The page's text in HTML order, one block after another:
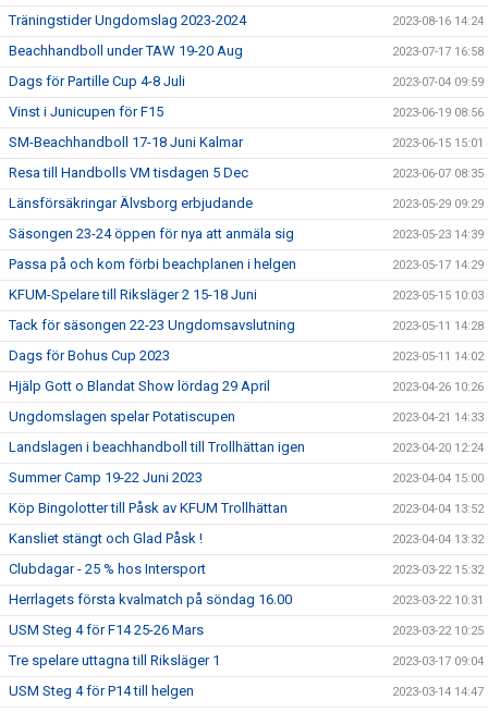
Träningstider Ungdomslag 2023-2024 2023-08-16 14:24
Beachhandboll under TAW 19-20 Aug 2023-07-17 16:58
Dags för Partille Cup 4-8 Juli 2023-07-04 09:59
Vinst i Junicupen för F15 2023-06-19 08:56
SM-Beachhandboll 17-18 Juni Kalmar 2023-06-15 15:01
Resa till Handbolls VM tisdagen 5 Dec 2023-06-07 08:35
Länsförsäkringar Älvsborg erbjudande 2023-05-29 09:29
Säsongen 23-24 öppen för nya att anmäla sig 2023-05-23 14:39
Passa på och kom förbi beachplanen i helgen 2023-05-17 14:29
KFUM-Spelare till Riksläger 2 15-18 Juni 2023-05-15 10:03
Tack för säsongen 22-23 Ungdomsavslutning 2023-05-11 14:28
Dags för Bohus Cup 2023 2023-05-11 14:02
Hjälp Gott o Blandat Show lördag 29 April 2023-04-26 10:26
Ungdomslagen spelar Potatiscupen 2023-04-21 14:33
Landslagen i beachhandboll till Trollhättan igen 2023-04-20 12:24
Summer Camp 19-22 Juni 2023 2023-04-04 15:00
Köp Bingolotter till Påsk av KFUM Trollhättan 2023-04-04 13:52
Kansliet stängt och Glad Påsk ! 2023-04-04 13:32
Clubdagar - 25 % hos Intersport 2023-03-22 15:32
Herrlagets första kvalmatch på söndag 16.00 2023-03-22 10:31
USM Steg 4 för F14 25-26 Mars 2023-03-22 10:25
Tre spelare uttagna till Riksläger 1 2023-03-17 09:04
USM Steg 4 för P14 till helgen 2023-03-14 14:47